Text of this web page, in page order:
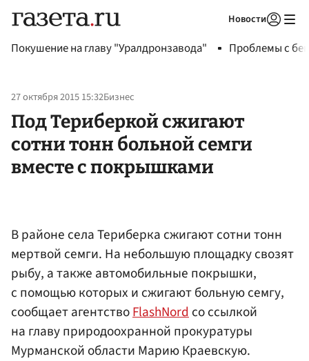
Новости
Покушение на главу "Уралдронзавода" Проблемы с
27 октября 2015 15:32Бизнес
Под Териберкой сжигают
сотни тонн больной семги
вместе с покрышками
В районе села Териберка сжигают сотни тонн
мертвой семги. На небольшую площадку свозят
рыбу, а также автомобильные покрышки,
с помощью которых и сжигают больную семгу,
сообщает агентствоFlashNordсо ссылкой
на главу природоохранной прокуратуры
Мурманской области Марию Краевскую.